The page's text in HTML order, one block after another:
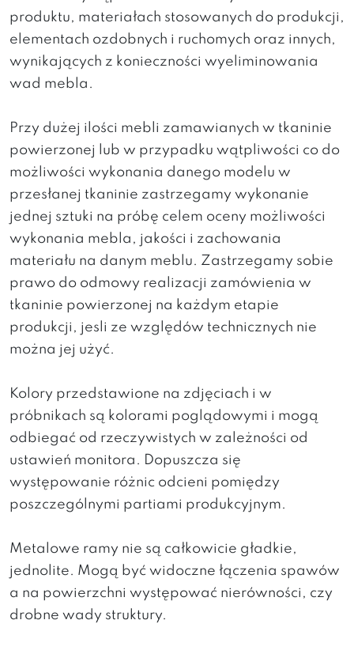
produktu, materiałach stosowanych do produkcji,
elementach ozdobnych i ruchomych oraz innych,
wynikających z konieczności wyeliminowania
wad mebla.
Przy dużej ilości mebli zamawianych w tkaninie
powierzonej lub w przypadku wątpliwości co do
możliwości wykonania danego modelu w
przesłanej tkaninie zastrzegamy wykonanie
jednej sztuki na próbę celem oceny możliwości
wykonania mebla, jakości i zachowania
materiału na danym meblu. Zastrzegamy sobie
prawo do odmowy realizacji zamówienia w
tkaninie powierzonej na każdym etapie
produkcji, jesli ze względów technicznych nie
można jej użyć.
Kolory przedstawione na zdjęciach i w
próbnikach są kolorami poglądowymi i mogą
odbiegać od rzeczywistych w zależności od
ustawień monitora. Dopuszcza się
występowanie różnic odcieni pomiędzy
poszczególnymi partiami produkcyjnym.
Metalowe ramy nie są całkowicie gładkie,
jednolite. Mogą być widoczne łączenia spawów
a na powierzchni występować nierówności, czy
drobne wady struktury.